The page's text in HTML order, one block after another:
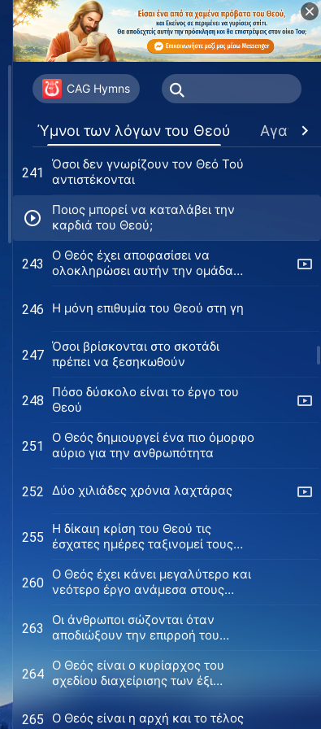
CAG Hymns
Ύμνοι των λόγων του Θεού
236
Οι άνθρωποι που ζουν σ' έναν
τόσο ακάθαρτο τόπο
238
Ο Θεός δεν θα εγκαταλείψει
εκείνους που Τον λαχταρούν
πραγματικά
240 καταδικάζει τους ανθρώπους
241
Όσοι δεν γνωρίζουν τον Θεό Τού
αντιστέκονται
Ποιος μπορεί να καταλάβει την
καρδιά του Θεού;
243
Ο Θεός έχει αποφασίσει να
ολοκληρώσει αυτήν την ομάδα
246
H μόνη επιθυμία του Θεού στη γη
247
Όσοι βρίσκονται στο σκοτάδι
πρέπει να ξεσηκωθούν
248
Πόσο δύσκολο είναι το έργο του
Θεού
251
Ο Θεός δημιουργεί ένα πιο όμορφο
αύριο για την ανθρωπότητα
252 Δύο χιλιάδες χρόνια λαχτάρας
255
Η δίκαιη κρίση του Θεού τις
έσχατες ημέρες ταξινομεί τους
τους
260
Ο Θεός έχει κάνει μεγαλύτερο και
νεότερο έργο ανάμεσα στους
263
Οι άνθρωποι σώζονται όταν
αποδιώξουν την επιρροή του
264
Ο Θεός είναι ο κυρίαρχος του
σχεδίου διαχείρισης των έξι
265
Ο Θεός είναι η αρχή και το τέλος